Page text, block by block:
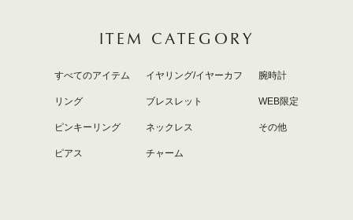
ITEM CATEGORY
すべてのアイテム
リング
ピンキーリング
ピアス
イヤリング/イヤーカフ
ブレスレット
ネックレス
チャーム
腕時計
WEB限定
その他